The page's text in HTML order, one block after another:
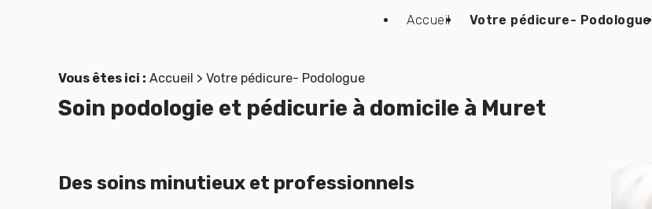
Accueil Votre pédicure- Podologue
Vous êtes ici : Accueil > Votre pédicure- Podologue
Soin podologie et pédicurie à domicile à Muret
Des soins minutieux et professionnels